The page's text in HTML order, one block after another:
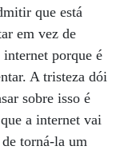
que está
em vez de
porque é
A tristeza dói
sobre isso é
a internet vai
torná-la um